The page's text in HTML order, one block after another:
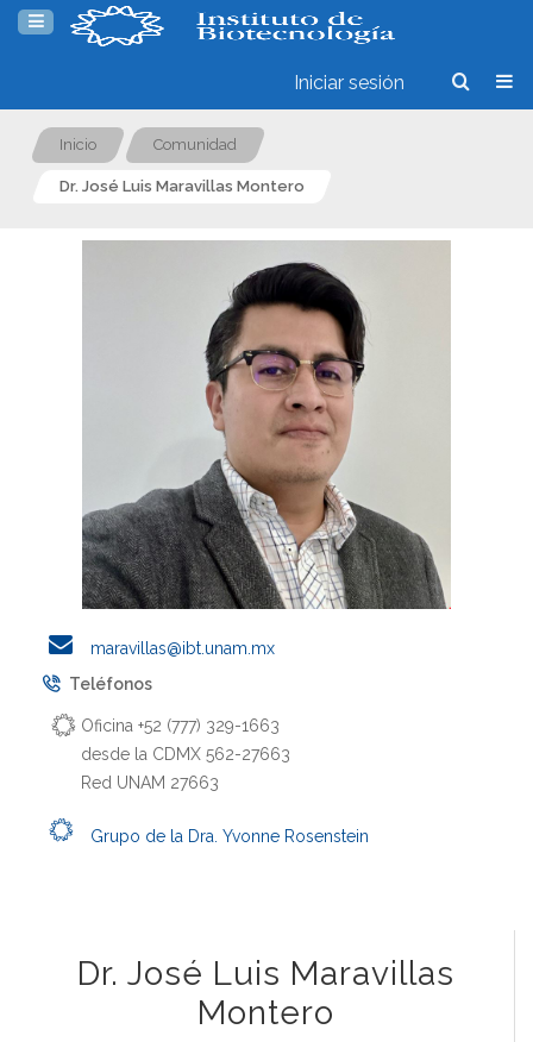
Iniciar sesión
Inicio Comunidad
Dr. José Luis Maravillas Montero
maravillas@ibt.unam.mx
Teléfonos
Oficina +52 (777) 329-1663
desde la CDMX 562-27663
Red UNAM 27663
Grupo de la Dra. Yvonne Rosenstein
Dr. José Luis Maravillas
Montero